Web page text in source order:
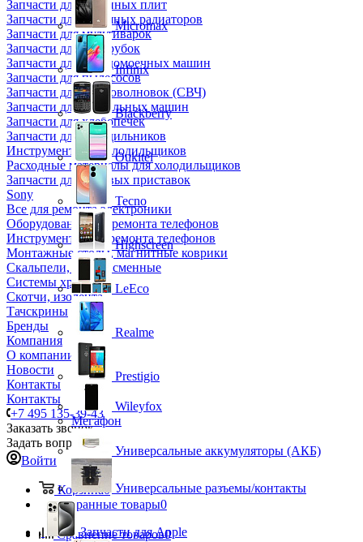
Запчасти для кухонных плит
Запчасти для масляных радиаторов
Запчасти для мультиварок
Запчасти для мясорубок
Запчасти для посудомоечных машин
Запчасти для пылесосов
Запчасти для микроволновок (СВЧ)
Запчасти для стиральных машин
Запчасти для хлебопечек
Запчасти для холодильников
Инструмент для холодильщиков
Расходные материалы для холодильщиков
Запчасти для игровых приставок
Sony
Все для ремонта электроники
Оборудование для ремонта телефонов
Инструменты для ремонта телефонов
Монтажные столы, магнитные коврики
Скальпели, лезвия сменные
Системы хранения
Скотчи, изолента
Тачскрины
Бренды
Компания
О компании
Новости
Контакты
Контакты
+7 495 135-39-43
Заказать звонок
Задать вопрос
Войти
Корзина0
Избранные товары0
Сравнение товаров0
Micromax
Infinix
Blackberry
Oukitel
Tecno
Highscreen
LeEco
Realme
Prestigio
Wileyfox
Мегафон
Универсальные аккумуляторы (АКБ)
Универсальные разъемы/контакты
Запчасти для Apple